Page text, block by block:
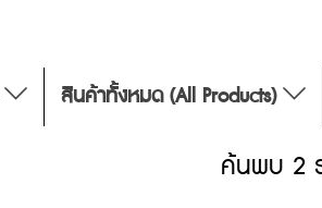
สินค้าทั้งหมด (All Products)
ค้นพบ 2